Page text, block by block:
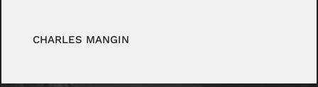
CHARLES MANGIN